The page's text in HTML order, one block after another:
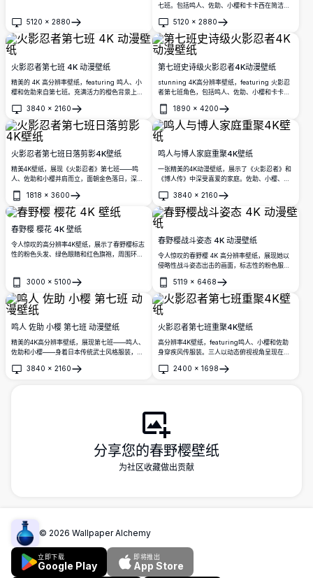
5120 × 2880
打开
七班。包括鸣人、佐助、小樱和卡卡西在简洁黑
5120 × 2880
打开
火影忍者第七班 4K 动漫壁纸
精美的 4K 高分辨率壁纸，featuring 鸣人、小
樱和佐助来自第七班。充满活力的橙色背景上的
系列中的标志性三人组。
3840 × 2160
打开
第七班史诗级火影忍者4K动漫壁纸
stunning 4K高分辨率壁纸，featuring 火影忍
者第七班角色，包括鸣人、佐助、小樱和卡卡
以一弯新月。
1890 × 4200
打开
火影忍者第七班日落剪影4K壁纸
精美4K壁纸，展现《火影忍者》第七班——鸣
人、佐助和小樱并肩而立，面朝金色落日，深蓝
1818 × 3600
打开
鸣人与博人家庭重聚4K壁纸
一张精美的4K动漫壁纸，展示了《火影忍者》和
《博人传》中深受喜爱的家庭。佐助、小樱、沙
家庭合影形式呈现，角色设计生动鲜明。
3840 × 2160
打开
春野樱 樱花 4K 壁纸
令人惊叹的高分辨率4K壁纸，展示了春野樱标志
性的粉色头发、绿色眼睛和红色旗袍，周围环绕
3000 × 5100
打开
春野樱战斗姿态 4K 动漫壁纸
令人惊叹的春野樱 4K 高分辨率壁纸，展现她以
侵略性战斗姿态出击的画面，标志性的粉色服
缀的戏剧性暗色背景之上。
5119 × 6468
打开
鸣人 佐助 小樱 第七班 动漫壁纸
精美的4K高分辨率壁纸，展现第七班——鸣人、
佐助和小樱——身着日本传统武士风格服装，站
3840 × 2160
打开
火影忍者第七班重聚4K壁纸
高分辨率4K壁纸，featuring鸣人、小樱和佐助
身穿疾风传服装。三人以动态俯视视角呈现在破
品。
2400 × 1698
打开
分享您的春野樱壁纸
为社区收藏做出贡献
© 2026 Wallpaper Alchemy
立即下载
Google Play
即将推出
App Store